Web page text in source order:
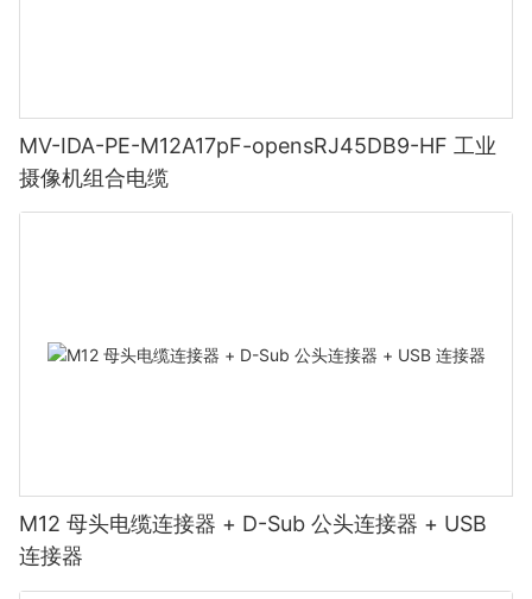
MV-IDA-PE-M12A17pF-opensRJ45DB9-HF 工业
摄像机组合电缆
M12 母头电缆连接器 + D-Sub 公头连接器 + USB
连接器